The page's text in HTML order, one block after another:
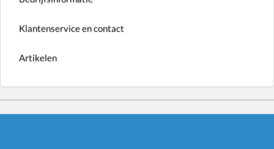
Klantenservice en contact
Artikelen